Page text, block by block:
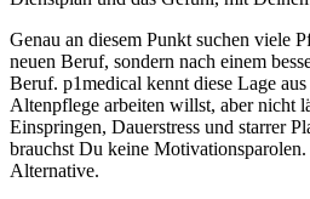
Genau an diesem Punkt suchen viele
neuen Beruf, sondern nach einem
Beruf. p1medical kennt diese Lage
Altenpflege arbeiten willst, aber nicht
Einspringen, Dauerstress und starrer
brauchst Du keine
Alternative.